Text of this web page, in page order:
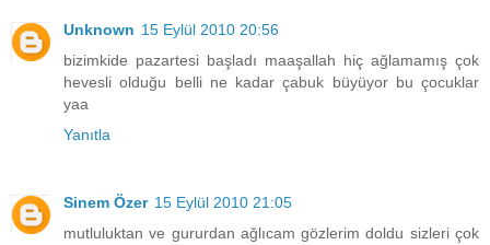
Unknown 15 Eylül 2010 20:56
bizimkide pazartesi başladı maaşallah hiç ağlamamış çok
hevesli olduğu belli ne kadar çabuk büyüyor bu çocuklar
yaa
Yanıtla
Sinem Özer 15 Eylül 2010 21:05
mutluluktan ve gururdan ağlıcam gözlerim doldu sizleri çok